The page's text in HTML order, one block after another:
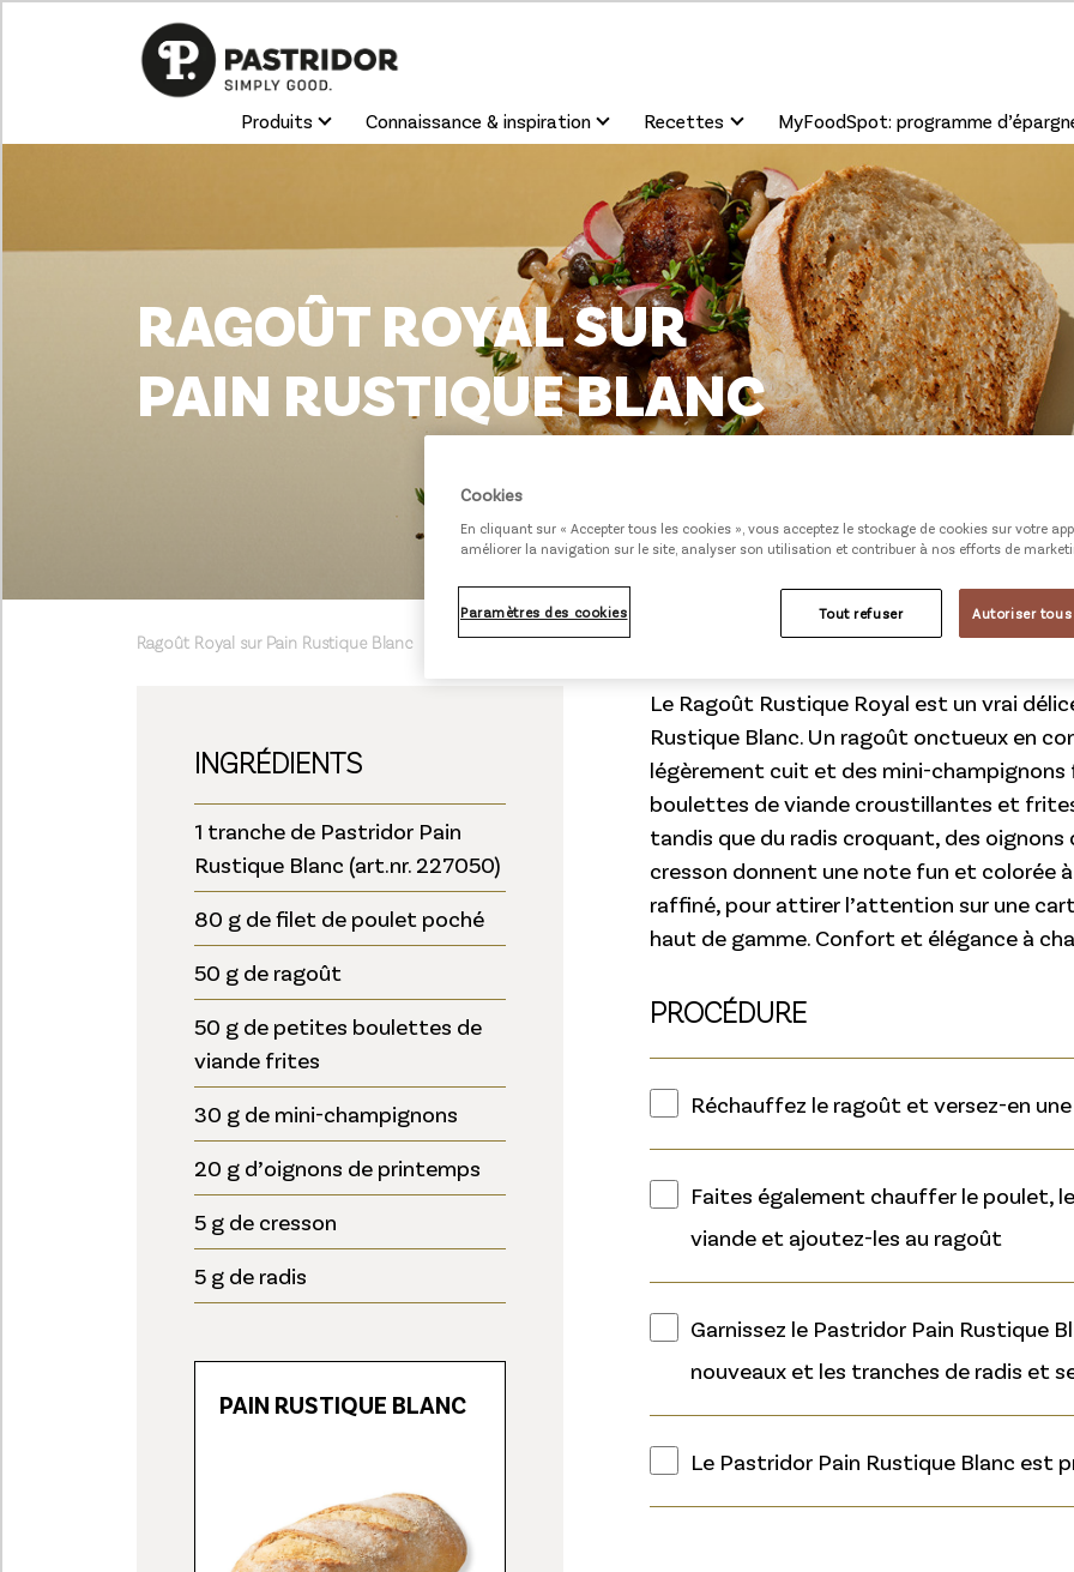
Produits Connaissance & inspiration Recettes MyFoodSpot: programme
RAGOÛT ROYAL SUR
PAIN RUSTIQUE BLANC
Ragoût Royal sur Pain Rustique Blanc
INGRÉDIENTS
1 tranche de Pastridor Pain
Rustique Blanc (art.nr. 227050)
80 g de filet de poulet poché
50 g de ragoût
50 g de petites boulettes de
viande frites
30 g de mini-champignons
20 g d’oignons de printemps
5 g de cresson
5 g de radis
PAIN RUSTIQUE BLANC
Le Ragoût Rustique Royal est un vrai
Rustique Blanc. Un ragoût onctueux en
légèrement cuit et des mini-champignons
boulettes de viande croustillantes et
tandis que du radis croquant, des
cresson donnent une note fun et colorée
raffiné, pour attirer l’attention sur une
haut de gamme. Confort et élégance à
PROCÉDURE
Réchauffez le ragoût et versez-en
Faites également chauffer le poulet,
viande et ajoutez-les au ragoût
Garnissez le Pastridor Pain Rustique
nouveaux et les tranches de radis et
Le Pastridor Pain Rustique Blanc est
Cookies
En cliquant sur « Accepter tous les cookies », vous acceptez le stockage de cookies sur votre
améliorer la navigation sur le site, analyser son utilisation et contribuer à nos efforts de
Paramètres des cookies Tout refuser Autoriser